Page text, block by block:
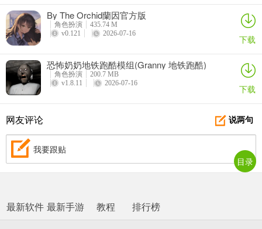
刷怪。
输出强化流（后期/氪金补充）：主加敏捷，附加专注（敏捷:专注
=8:2）。若回蓝需求通过装备、技能满足，可将感知替换为专注，提
升暴击与技能伤害，进一步加快刷怪速度，适合有一定装备基础的玩
家。
By The Orchid蘭因官方版
角色扮演
435.74 M
v0.121
2026-07-16 下载
恐怖奶奶地铁跑酷模组(Granny 地铁跑酷)
角色扮演
200.7 MB
v1.8.11
2026-07-16 下载
说两句
网友评论
我要跟贴
最新软件 最新手游 教程 排行榜
目录